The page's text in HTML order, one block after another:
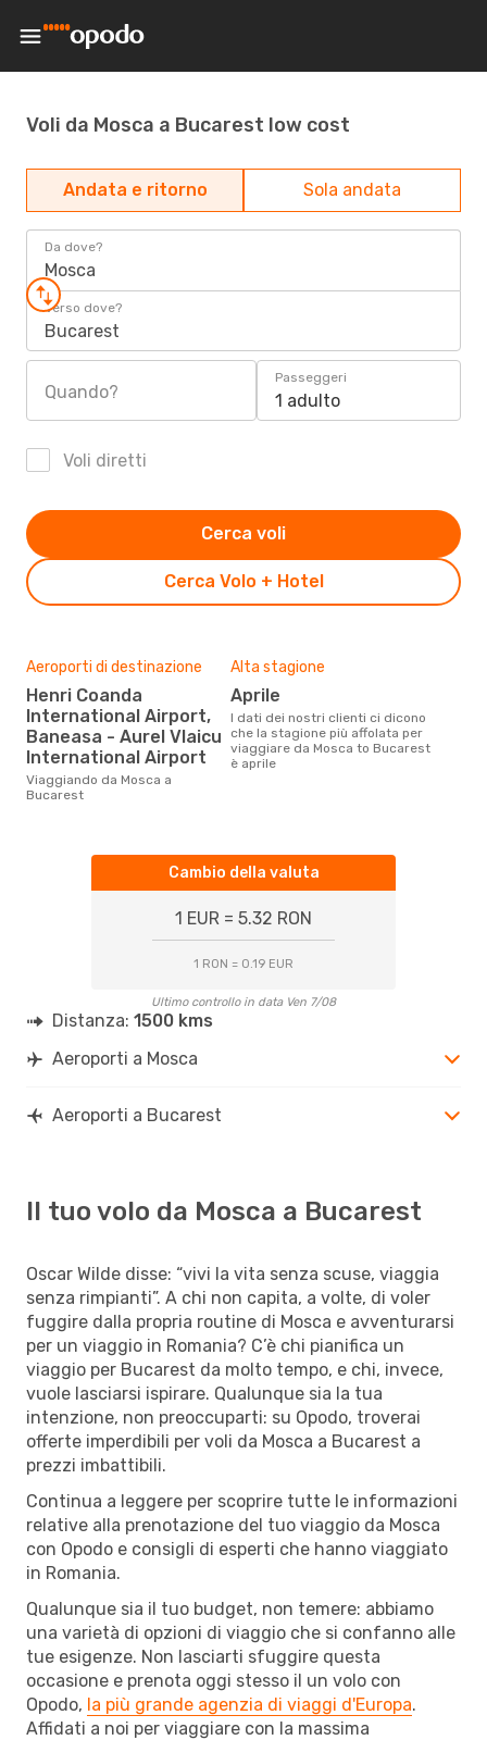
Voli da Mosca a Bucarest low cost
Andata e ritorno Sola andata
Da dove?
Mosca
Verso dove?
Bucarest
Quando?
Passeggeri
1 adulto
Voli diretti
Cerca Volo + Hotel
Cerca voli
Aeroporti di destinazione
Henri Coanda
International Airport,
Baneasa - Aurel Vlaicu
International Airport
Viaggiando da Mosca a
Bucarest
Alta stagione
aprile
I dati dei nostri clienti ci dicono
che la stagione più affolata per
viaggiare da Mosca to Bucarest
è aprile
Cambio della valuta
1 EUR = 5.32 RON
1 RON = 0.19 EUR
Ultimo controllo in data Ven 7/08
Distanza: 1500 kms
Aeroporti a Mosca
Aeroporti a Bucarest
Il tuo volo da Mosca a Bucarest
Oscar Wilde disse: “vivi la vita senza scuse, viaggia
senza rimpianti”. A chi non capita, a volte, di voler
fuggire dalla propria routine di Mosca e avventurarsi
per un viaggio in Romania? C’è chi pianifica un
viaggio per Bucarest da molto tempo, e chi, invece,
vuole lasciarsi ispirare. Qualunque sia la tua
intenzione, non preoccuparti: su Opodo, troverai
offerte imperdibili per voli da Mosca a Bucarest a
prezzi imbattibili.
Continua a leggere per scoprire tutte le informazioni
relative alla prenotazione del tuo viaggio da Mosca
con Opodo e consigli di esperti che hanno viaggiato
in Romania.
Qualunque sia il tuo budget, non temere: abbiamo
una varietà di opzioni di viaggio che si confanno alle
tue esigenze. Non lasciarti sfuggire questa
occasione e prenota oggi stesso il un volo con
Opodo, la più grande agenzia di viaggi d'Europa.
Affidati a noi per viaggiare con la massima